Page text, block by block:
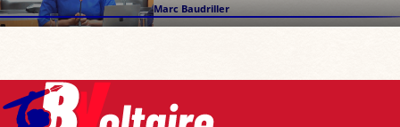
Marc Baudriller